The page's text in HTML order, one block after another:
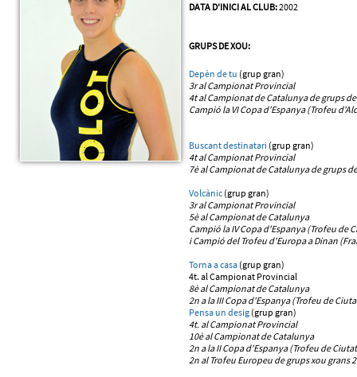
DATA D'INICI AL CLUB:2002
GRUPS DE XOU:
Depèn de tu (grup gran)
3r al Campionat Provincial
4t al Campionat de Catalunyade grups
Campió la VI Copa d'Espanya (Trofeu
Buscant destinatari (grup gran)
4t al Campionat Provincial
7è al Campionat de Catalunyade grups
Volcànic(grup gran)
3r al Campionat Provincial
5è al Campionat de Catalunya
Campió la IV Copa d'Espanya (Trofeu de
i Campió del Trofeu d'Europa a Dinan
Torna a casa(grup gran)
4t. al Campionat Provincial
8è al Campionat de Catalunya
2n a la III Copa d'Espanya (Trofeu de
Pensa un desig(grup gran)
4t. al Campionat Provincial
10è al Campionat de Catalunya
2n a la II Copa d'Espanya (Trofeu de
2n al Trofeu Europeu de grups xou grans